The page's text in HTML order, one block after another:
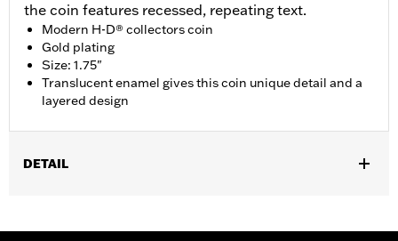
the coin features recessed, repeating text.
Modern H-D® collectors coin
Gold plating
Size: 1.75"
Translucent enamel gives this coin unique detail and a
layered design
DETAIL
Dimension Description:Coin diameter 1.75"